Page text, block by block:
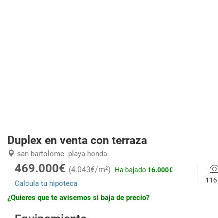
Duplex en venta con terraza
san bartolome playa honda
469.000€ (4.043€/m²) Ha bajado 16.000€
Calcula tu hipoteca 116
¿Quieres que te avisemos si baja de precio?